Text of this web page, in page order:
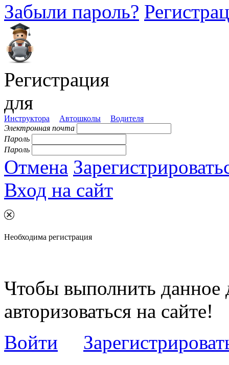
Забыли пароль?
Регистрация
для
Инструктора Автошколы
Водителя
Электронная почта
Пароль
Пароль
Отмена
Вход на сайт
Необходима регистрация
Чтобы выполнить данное
авторизоваться на сайте!
Войти